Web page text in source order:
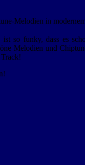
Melodien in
ist so funky, dass es
Melodien und